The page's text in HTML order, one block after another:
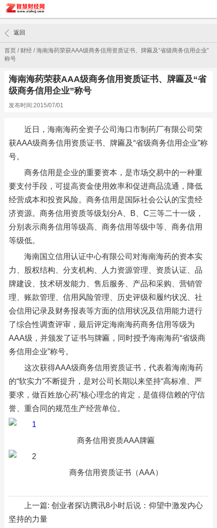
首页/ 财经/海南海药荣获AAA级商务信用资质证书、牌匾及“省级商务信用企业”
称号
返回
海南海药荣获AAA级商务信用资质证书、牌匾及“省
级商务信用企业”称号
发布时间:2015/07/01
近日，海南海药全资子公司海口市制药厂有限公司荣
获AAA级商务信用资质证书、牌匾及“省级商务信用企业”称
号。
商务信用是企业的重要资本，是市场交易中的一种重
要支付手段，可提高资金使用效率和促进商品流通，降低
经营成本和投资风险。商务信用是国际社会公认的宝贵经
济资源。商务信用资质等级划分A、B、C三等二十一级，
分别表示商务信用等级高、商务信用等级中等、商务信用
等级低。
海南国立信用认证中心有限公司对海南海药的资本实
力、股权结构、分支机构、人力资源管理、资质认证、品
牌建设、技术研发能力、售后服务、产品和采购、营销管
理、账款管理、信用风险管理、历史评级和履约状况、社
会信用记录及财务报表等方面的信用状况及信用能力进行
了综合性调查评审，最后评定海南海药商务信用等级为
AAA级，并颁发了证书与牌匾，同时授予海南海药“省级商
务信用企业”称号。
这次获得AAA级商务信用资质证书，代表着海南海药
的“软实力”不断提升，是对公司长期以来坚持“高标准、严
要求，做百姓放心药”核心理念的肯定，是值得信赖的守信
誉、重合同的规范生产经营单位。
商务信用资质AAA牌匾
商务信用资质证书（AAA）
上一篇: 创业者探访腾讯8小时后说：仰望中激发内心
坚持的力量